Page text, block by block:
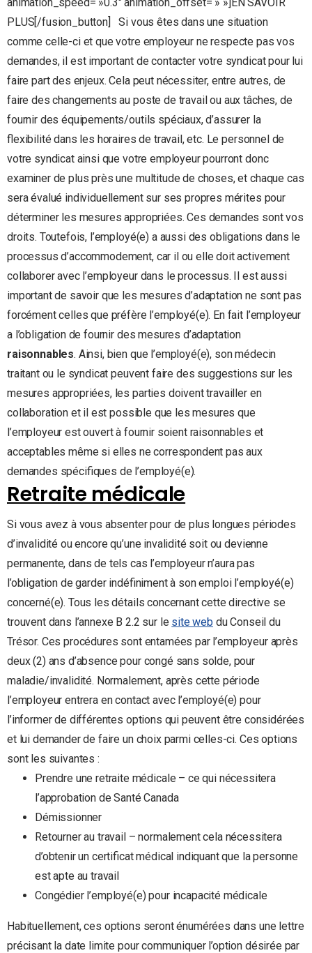
PLUS[/fusion_button] Si vous êtes dans une situation
comme celle-ci et que votre employeur ne respecte pas vos
demandes, il est important de contacter votre syndicat pour lui
faire part des enjeux. Cela peut nécessiter, entre autres, de
faire des changements au poste de travail ou aux tâches, de
fournir des équipements/outils spéciaux, d’assurer la
flexibilité dans les horaires de travail, etc. Le personnel de
votre syndicat ainsi que votre employeur pourront donc
examiner de plus près une multitude de choses, et chaque cas
sera évalué individuellement sur ses propres mérites pour
déterminer les mesures appropriées. Ces demandes sont vos
droits. Toutefois, l’employé(e) a aussi des obligations dans le
processus d’accommodement, car il ou elle doit activement
collaborer avec l’employeur dans le processus. Il est aussi
important de savoir que les mesures d’adaptation ne sont pas
forcément celles que préfère l’employé(e). En fait l’employeur
a l’obligation de fournir des mesures d’adaptation
raisonnables. Ainsi, bien que l’employé(e), son médecin
traitant ou le syndicat peuvent faire des suggestions sur les
mesures appropriées, les parties doivent travailler en
collaboration et il est possible que les mesures que
l’employeur est ouvert à fournir soient raisonnables et
acceptables même si elles ne correspondent pas aux
demandes spécifiques de l’employé(e).
Retraite médicale
Si vous avez à vous absenter pour de plus longues périodes
d’invalidité ou encore qu’une invalidité soit ou devienne
permanente, dans de tels cas l’employeur n’aura pas
l’obligation de garder indéfiniment à son emploi l’employé(e)
concerné(e). Tous les détails concernant cette directive se
trouvent dans l’annexe B 2.2 sur le site web du Conseil du
Trésor. Ces procédures sont entamées par l’employeur après
deux (2) ans d’absence pour congé sans solde, pour
maladie/invalidité. Normalement, après cette période
l’employeur entrera en contact avec l’employé(e) pour
l’informer de différentes options qui peuvent être considérées
et lui demander de faire un choix parmi celles-ci. Ces options
sont les suivantes :
Prendre une retraite médicale – ce qui nécessitera
l’approbation de Santé Canada
Démissionner
Retourner au travail – normalement cela nécessitera
d’obtenir un certificat médical indiquant que la personne
est apte au travail
Congédier l’employé(e) pour incapacité médicale
Habituellement, ces options seront énumérées dans une lettre
précisant la date limite pour communiquer l’option désirée par